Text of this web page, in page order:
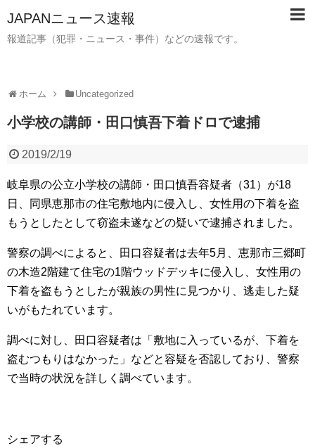
JAPANニュース速報
報道記事（犯罪・ニュース・事件）などの速報です。
ホーム Uncategorized
小学校の講師・田口慎吾下着ドロで逮捕
2019/2/19
岐阜県の公立小学校の講師・田口慎吾容疑者（31）が18
日、同県恵那市の住宅敷地内に侵入し、女性用の下着を盗
もうとしたとして窃盗未遂などの疑いで逮捕されました。
警察の調べによると、田口容疑者は去年5月、恵那市三郷町
の木造2階建て住宅の1階ウッドデッキに侵入し、女性用の
下着を盗もうとしたが親族の男性に見つかり、逃走した疑
いがもたれています。
調べに対し、田口容疑者は「敷地に入っているが、下着を
盗むつもりはなかった」などと容疑を否認しており、警察
で当時の状況を詳しく調べています。
シェアする